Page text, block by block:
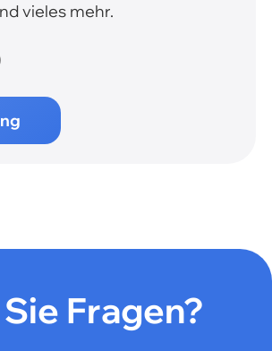
vieles mehr.
Fragen?